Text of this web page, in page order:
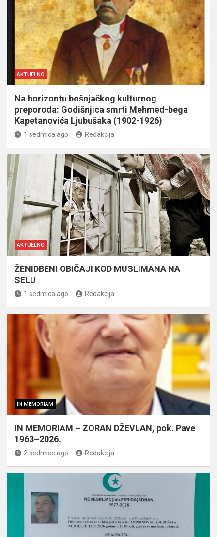
AKTUELNO
Na horizontu bošnjačkog kulturnog
preporoda: Godišnjica smrti Mehmed-bega
Kapetanovića Ljubušaka (1902-1926)
1 sedmica ago Redakcija
AKTUELNO
ŽENIDBENI OBIČAJI KOD MUSLIMANA NA
SELU
1 sedmica ago Redakcija
IN MEMORIAM
IN MEMORIAM – ZORAN DŽEVLAN, pok. Pave
1963–2026.
2 sedmice ago Redakcija